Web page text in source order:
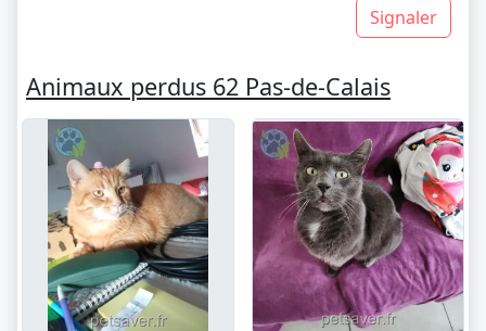
Signaler
Animaux perdus 62 Pas-de-Calais